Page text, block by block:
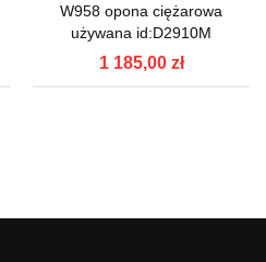
W958 opona ciężarowa
używana id:D2910M
1 185,00 zł